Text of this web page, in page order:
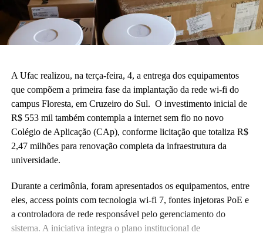
A Ufac realizou, na terça-feira, 4, a entrega dos equipamentos
que compõem a primeira fase da implantação da rede wi-fi do
campus Floresta, em Cruzeiro do Sul. O investimento inicial de
R$ 553 mil também contempla a internet sem fio no novo
Colégio de Aplicação (CAp), conforme licitação que totaliza R$
2,47 milhões para renovação completa da infraestrutura da
universidade.
Durante a cerimônia, foram apresentados os equipamentos, entre
eles, access points com tecnologia wi-fi 7, fontes injetoras PoE e
a controladora de rede responsável pelo gerenciamento do
sistema. A iniciativa integra o plano institucional de